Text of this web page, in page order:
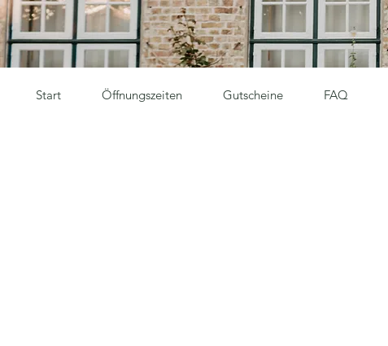
Start Öffnungszeiten Gutscheine FAQ